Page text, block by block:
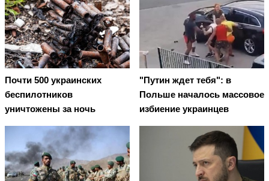
Почти 500 украинских
беспилотников
уничтожены за ночь
"Путин ждет тебя": в
Польше началось массовое
избиение украинцев